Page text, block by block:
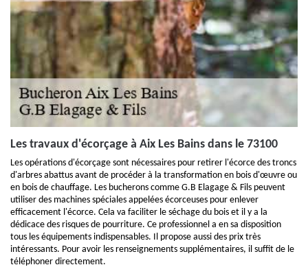
Les travaux d'écorçage à Aix Les Bains dans le 73100
Les opérations d'écorçage sont nécessaires pour retirer l'écorce des troncs
d'arbres abattus avant de procéder à la transformation en bois d'œuvre ou
en bois de chauffage. Les bucherons comme G.B Elagage & Fils peuvent
utiliser des machines spéciales appelées écorceuses pour enlever
efficacement l'écorce. Cela va faciliter le séchage du bois et il y a la
dédicace des risques de pourriture. Ce professionnel a en sa disposition
tous les équipements indispensables. Il propose aussi des prix très
intéressants. Pour avoir les renseignements supplémentaires, il suffit de le
téléphoner directement.